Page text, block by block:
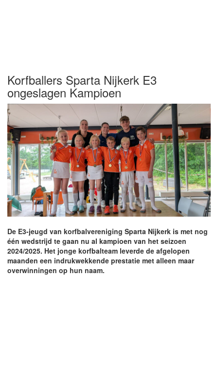
Korfballers Sparta Nijkerk E3
ongeslagen Kampioen
De E3-jeugd van korfbalvereniging Sparta Nijkerk is met nog
één wedstrijd te gaan nu al kampioen van het seizoen
2024/2025. Het jonge korfbalteam leverde de afgelopen
maanden een indrukwekkende prestatie met alleen maar
overwinningen op hun naam.